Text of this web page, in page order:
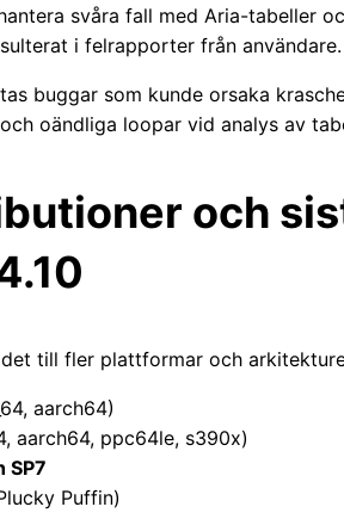
svåra fall med Aria-tabeller
i felrapporter från användare.
buggar som kunde orsaka
oändliga loopar vid analys av
och
till fler plattformar och
aarch64)
aarch64, ppc64le, s390x)
SP7
Puffin)